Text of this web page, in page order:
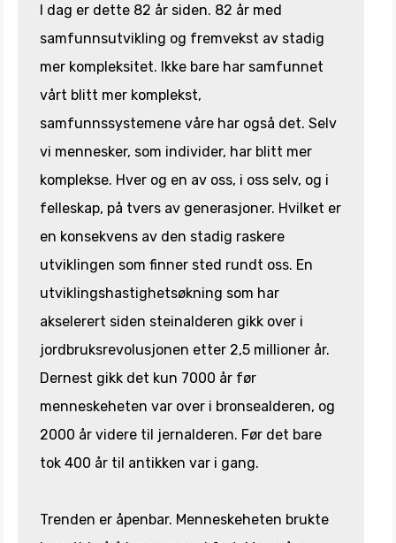
I dag er dette 82 år siden. 82 år med
samfunnsutvikling og fremvekst av stadig
mer kompleksitet. Ikke bare har samfunnet
vårt blitt mer komplekst,
samfunnssystemene våre har også det. Selv
vi mennesker, som individer, har blitt mer
komplekse. Hver og en av oss, i oss selv, og i
felleskap, på tvers av generasjoner. Hvilket er
en konsekvens av den stadig raskere
utviklingen som finner sted rundt oss. En
utviklingshastighetsøkning som har
akselerert siden steinalderen gikk over i
jordbruksrevolusjonen etter 2,5 millioner år.
Dernest gikk det kun 7000 år før
menneskeheten var over i bronsealderen, og
2000 år videre til jernalderen. Før det bare
tok 400 år til antikken var i gang.
Trenden er åpenbar. Menneskeheten brukte